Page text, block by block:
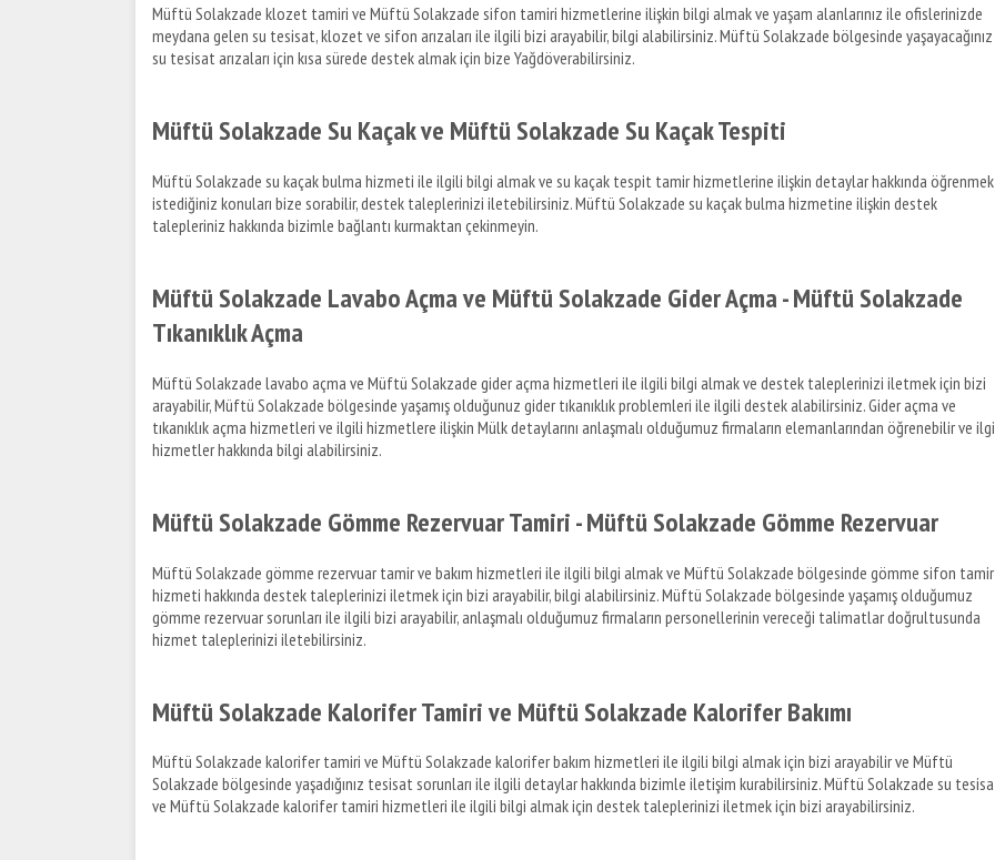
Müftü Solakzade klozet tamiri ve Müftü Solakzade sifon tamiri hizmetlerine ilişkin bilgi almak ve yaşam alanlarınız ile ofislerinizde
meydana gelen su tesisat, klozet ve sifon arızaları ile ilgili bizi arayabilir, bilgi alabilirsiniz. Müftü Solakzade bölgesinde yaşayacağınız
su tesisat arızaları için kısa sürede destek almak için bize Yağdöverabilirsiniz.
Müftü Solakzade Su Kaçak ve Müftü Solakzade Su Kaçak Tespiti
Müftü Solakzade su kaçak bulma hizmeti ile ilgili bilgi almak ve su kaçak tespit tamir hizmetlerine ilişkin detaylar hakkında öğrenmek
istediğiniz konuları bize sorabilir, destek taleplerinizi iletebilirsiniz. Müftü Solakzade su kaçak bulma hizmetine ilişkin destek
talepleriniz hakkında bizimle bağlantı kurmaktan çekinmeyin.
Müftü Solakzade Lavabo Açma ve Müftü Solakzade Gider Açma - Müftü Solakzade
Tıkanıklık Açma
Müftü Solakzade lavabo açma ve Müftü Solakzade gider açma hizmetleri ile ilgili bilgi almak ve destek taleplerinizi iletmek için bizi
arayabilir, Müftü Solakzade bölgesinde yaşamış olduğunuz gider tıkanıklık problemleri ile ilgili destek alabilirsiniz. Gider açma ve
tıkanıklık açma hizmetleri ve ilgili hizmetlere ilişkin Mülk detaylarını anlaşmalı olduğumuz firmaların elemanlarından öğrenebilir ve
hizmetler hakkında bilgi alabilirsiniz.
Müftü Solakzade Gömme Rezervuar Tamiri - Müftü Solakzade Gömme Rezervuar
Müftü Solakzade gömme rezervuar tamir ve bakım hizmetleri ile ilgili bilgi almak ve Müftü Solakzade bölgesinde gömme sifon tamir
hizmeti hakkında destek taleplerinizi iletmek için bizi arayabilir, bilgi alabilirsiniz. Müftü Solakzade bölgesinde yaşamış olduğumuz
gömme rezervuar sorunları ile ilgili bizi arayabilir, anlaşmalı olduğumuz firmaların personellerinin vereceği talimatlar doğrultusunda
hizmet taleplerinizi iletebilirsiniz.
Müftü Solakzade Kalorifer Tamiri ve Müftü Solakzade Kalorifer Bakımı
Müftü Solakzade kalorifer tamiri ve Müftü Solakzade kalorifer bakım hizmetleri ile ilgili bilgi almak için bizi arayabilir ve Müftü
Solakzade bölgesinde yaşadığınız tesisat sorunları ile ilgili detaylar hakkında bizimle iletişim kurabilirsiniz. Müftü Solakzade su
ve Müftü Solakzade kalorifer tamiri hizmetleri ile ilgili bilgi almak için destek taleplerinizi iletmek için bizi arayabilirsiniz.